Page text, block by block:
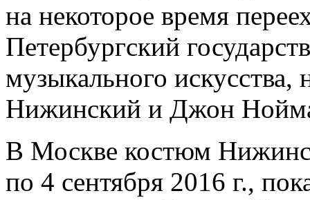
на некоторое время
Петербургский
музыкального искусства,
Нижинский и Джон
В Москве костюм
по 4 сентября 2016 г.,